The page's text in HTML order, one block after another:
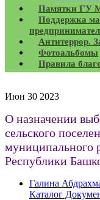
Памятки ГУ
Поддержка
Антитеррор.
Фотоальбомы
Правила
Июн 30 2023
О назначении
сельского
муниципального
Республики
Галина
Каталог